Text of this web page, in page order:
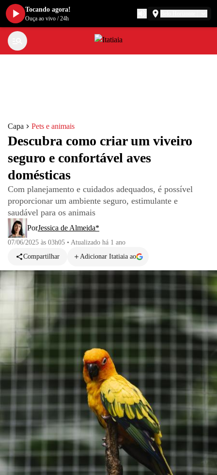
Capa Pets e animais
Descubra como criar um viveiro
seguro e confortável aves
domésticas
Com planejamento e cuidados adequados, é possível
proporcionar um ambiente seguro, estimulante e
saudável para os animais
PorJessica de Almeida*
07/06/2025 às 03h05 • Atualizado há 1 ano
Compartilhar
Adicionar Itatiaia ao
Tocando agora!
Ouça ao vivo /24h